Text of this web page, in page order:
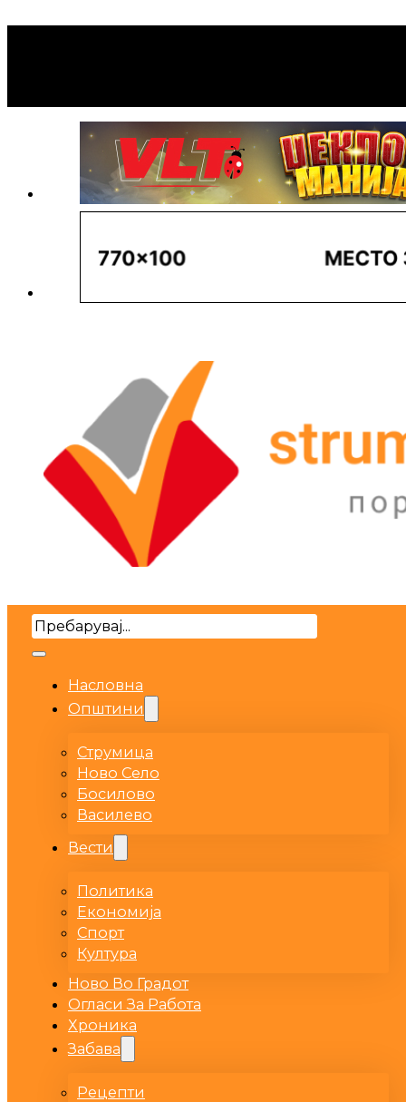
Search
Насловна
Општини
Струмица
Ново Село
Босилово
Василево
Вести
Политика
Економија
Спорт
Култура
Ново Во Градот
Огласи За Работа
Хроника
Забава
Рецепти